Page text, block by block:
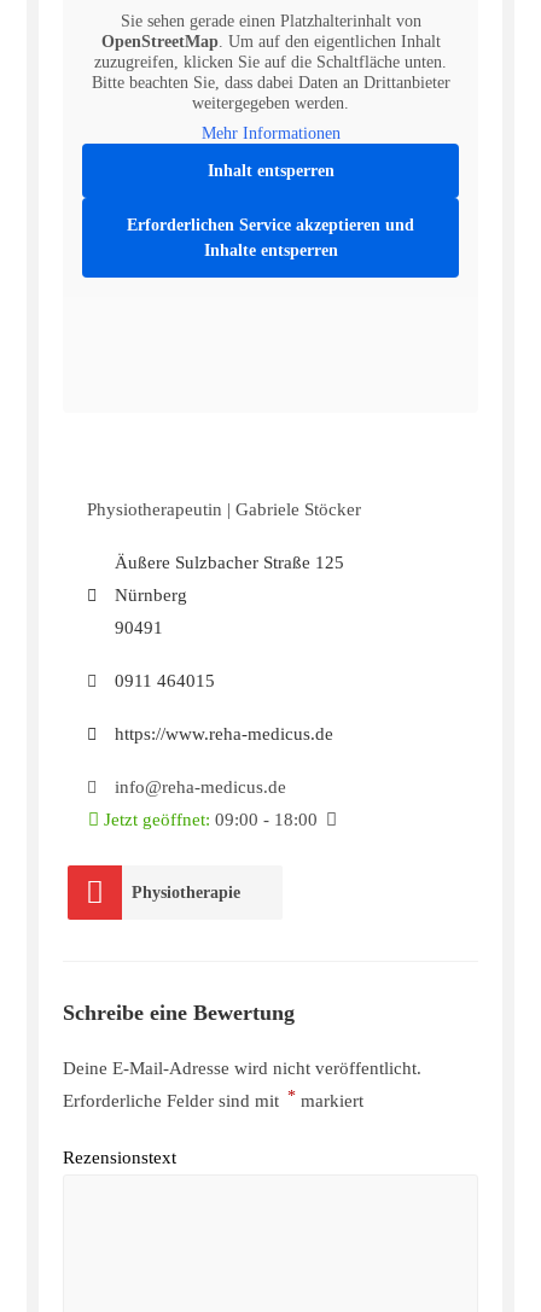
Sie sehen gerade einen Platzhalterinhalt von
OpenStreetMap. Um auf den eigentlichen Inhalt
zuzugreifen, klicken Sie auf die Schaltfläche unten.
Bitte beachten Sie, dass dabei Daten an Drittanbieter
weitergegeben werden.
Mehr Informationen
Inhalt entsperren
Erforderlichen Service akzeptieren und
Inhalte entsperren
Physiotherapeutin | Gabriele Stöcker
Äußere Sulzbacher Straße 125
Nürnberg
90491
0911 464015
https://www.reha-medicus.de
info@reha-medicus.de
Jetzt geöffnet: 09:00 - 18:00
Physiotherapie
Schreibe eine Bewertung
Deine E-Mail-Adresse wird nicht veröffentlicht.
Erforderliche Felder sind mit * markiert
Rezensionstext